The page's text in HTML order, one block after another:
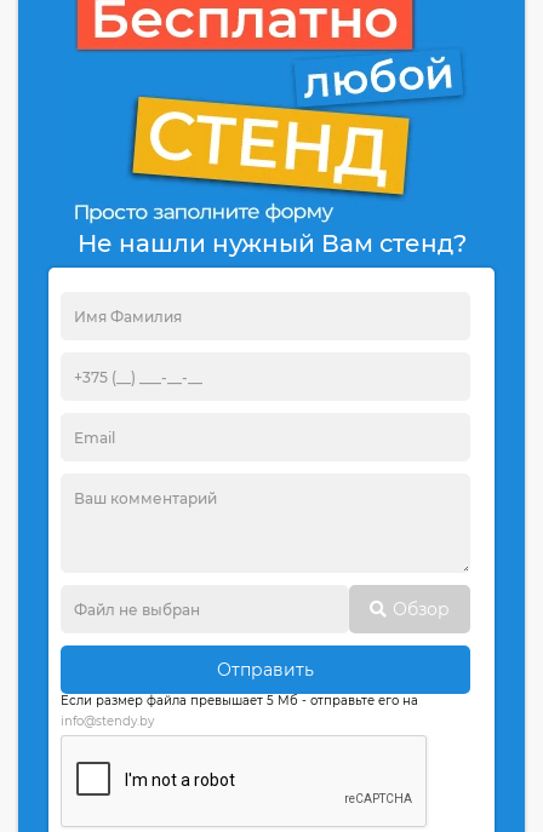
Не нашли нужный Вам стенд?
Обзор
Отправить
Если размер файла превышает 5 Мб - отправьте его на
info@stendy.by